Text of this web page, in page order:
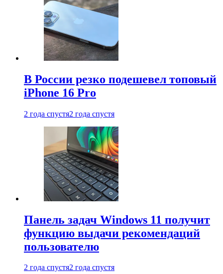
В России резко подешевел топовый
iPhone 16 Pro
2 года спустя2 года спустя
Панель задач Windows 11 получит
функцию выдачи рекомендаций
пользователю
2 года спустя2 года спустя